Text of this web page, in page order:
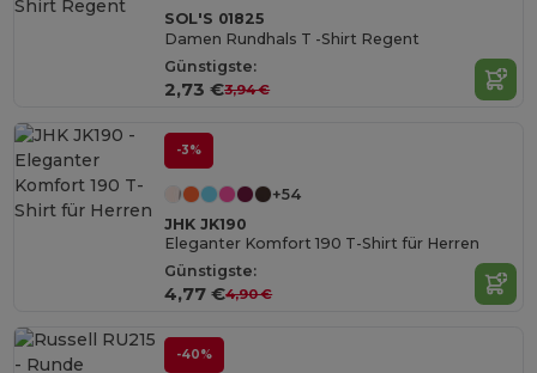
SOL'S 01825
Damen Rundhals T -Shirt Regent
Günstigste:
2,73 €3,94 €
-3%
+54
JHK JK190
Eleganter Komfort 190 T-Shirt für Herren
Günstigste:
4,77 €4,90 €
-40%